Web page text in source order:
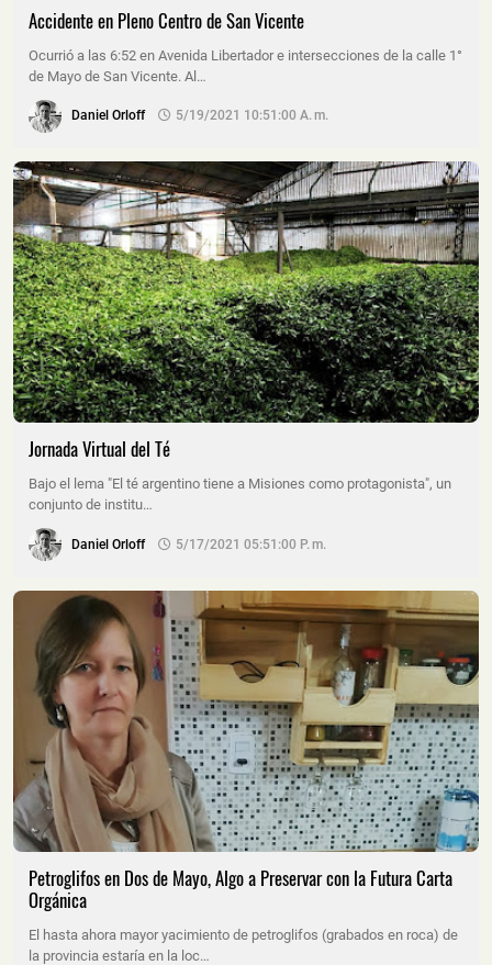
Accidente en Pleno Centro de San Vicente
Ocurrió a las 6:52 en Avenida Libertador e intersecciones de la calle 1°
de Mayo de San Vicente. Al…
Daniel Orloff 5/19/2021 10:51:00 A. M.
Jornada Virtual del Té
Bajo el lema "El té argentino tiene a Misiones como protagonista", un
conjunto de institu…
Daniel Orloff 5/17/2021 05:51:00 P. M.
Petroglifos en Dos de Mayo, Algo a Preservar con la Futura Carta
Orgánica
El hasta ahora mayor yacimiento de petroglifos (grabados en roca) de
la provincia estaría en la loc…